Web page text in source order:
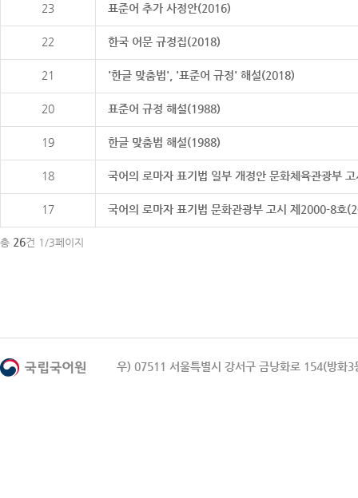
23 표준어 추가 사정안(2016)
22 한국 어문 규정집(2018)
21 '한글 맞춤법', '표준어 규정' 해설(2018)
20 표준어 규정 해설(1988)
19 한글 맞춤법 해설(1988)
18 국어의 로마자 표기법 일부 개정안 문화체육관광부
17 국어의 로마자 표기법 문화관광부 고시 제2000-8호
총 26건 1/3페이지
우) 07511 서울특별시 강서구 금낭화로 154(방화3